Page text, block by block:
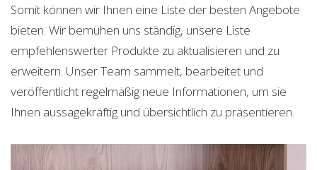
Somit können wir Ihnen eine Liste der besten Angebote
bieten. Wir bemühen uns ständig, unsere Liste
empfehlenswerter Produkte zu aktualisieren und zu
erweitern. Unser Team sammelt, bearbeitet und
veröffentlicht regelmäßig neue Informationen, um sie
Ihnen aussagekräftig und übersichtlich zu präsentieren.